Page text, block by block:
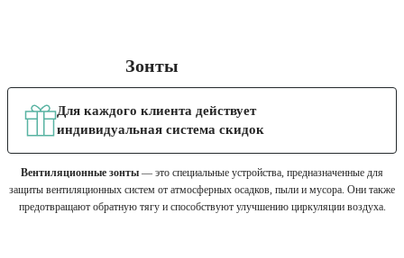
Зонты
Для каждого клиента действует
индивидуальная система скидок
Вентиляционные зонты — это специальные устройства, предназначенные для
защиты вентиляционных систем от атмосферных осадков, пыли и мусора. Они также
предотвращают обратную тягу и способствуют улучшению циркуляции воздуха.